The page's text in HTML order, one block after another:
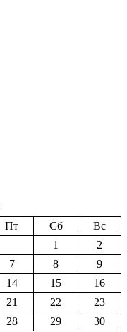
Пт Сб
Вс
1
2
7 8
9
14 15
16
21 22
23
28 29 30